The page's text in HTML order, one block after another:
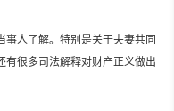
人了解。特别是关于夫妻共同
有很多司法解释对财产正义做出